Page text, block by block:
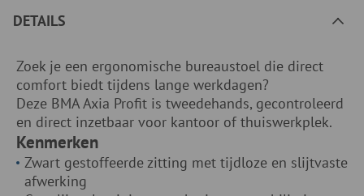
DETAILS
Zoek je een ergonomische bureaustoel die direct
comfort biedt tijdens lange werkdagen?
Deze BMA Axia Profit is tweedehands, gecontroleerd
en direct inzetbaar voor kantoor of thuiswerkplek.
Kenmerken
Zwart gestoffeerde zitting met tijdloze en slijtvaste
afwerking